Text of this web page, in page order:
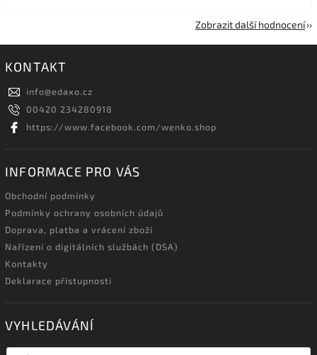
Zobrazit další hodnocení
KONTAKT
info@edaxo.cz
00420 234280918
https://www.facebook.com/wenko.shop
INFORMACE PRO VÁS
Obchodní podmínky
Podmínky ochrany osobních údajů
Doprava, platba a vrácení zboží
Nařízení o digitálních službách (DSA)
Kontakty
Deklarace přístupnosti
VYHLEDÁVÁNÍ